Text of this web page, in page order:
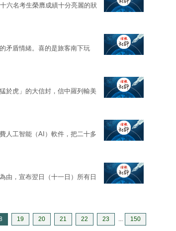
六名考生榮膺成績十分亮麗的狀
矛盾情緒。喜的是旅客南下玩
於虎」的大信封，信中羅列輸美
人工智能（AI）軟件，把二十多
由，宣布翌日（十一日）所有日
19 20 21 22 23 ... 150